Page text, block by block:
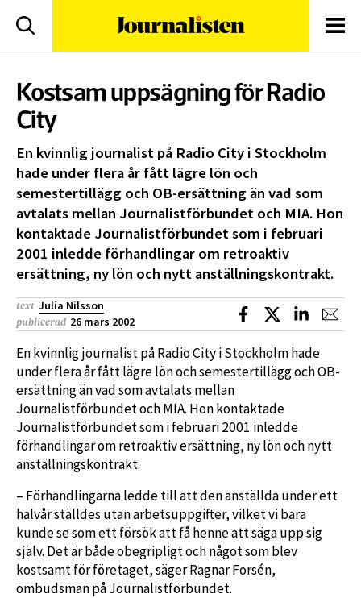
Sök
Kostsam uppsägning för Radio
City
En kvinnlig journalist på Radio City i Stockholm
hade under flera år fått lägre lön och
semestertillägg och OB-ersättning än vad som
avtalats mellan Journalistförbundet och MIA. Hon
kontaktade Journalistförbundet som i februari
2001 inledde förhandlingar om retroaktiv
ersättning, ny lön och nytt anställningskontrakt.
text Julia Nilsson
publicerad 26 mars 2002
Dela på Facebook
Dela på XDela på
En kvinnlig journalist på Radio City i Stockholm hade
under flera år fått lägre lön och semestertillägg och OB-
ersättning än vad som avtalats mellan
Journalistförbundet och MIA. Hon kontaktade
Journalistförbundet som i februari 2001 inledde
förhandlingar om retroaktiv ersättning, ny lön och nytt
anställningskontrakt.
– Förhandlingarna ledde till att den anställda under ett
halvår ställdes utan arbetsuppgifter, vilket vi bara
kunde se som ett försök att få henne att säga upp sig
själv. Det är både obegripligt och något som blev
kostsamt för företaget, säger Ragnar Forsén,
ombudsman på Journalistförbundet.